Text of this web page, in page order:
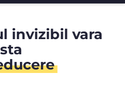
invizibil vara